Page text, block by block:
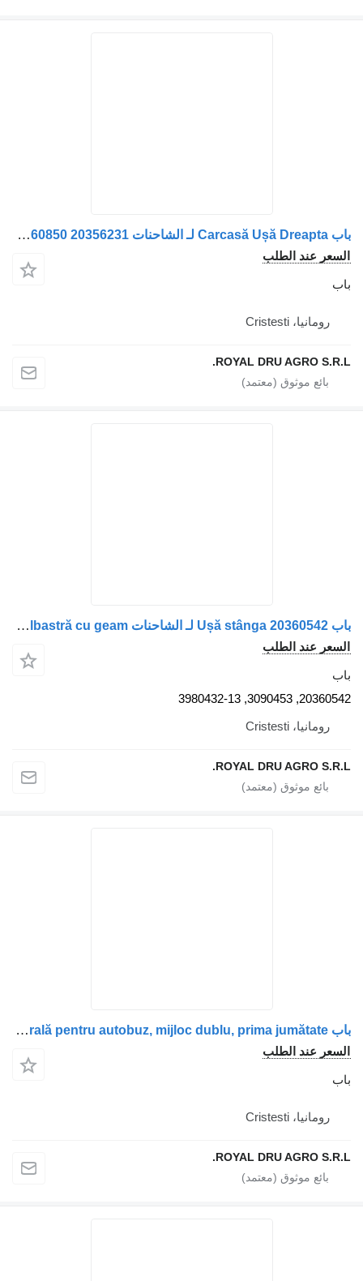
باب Carcasă Ușă Dreapta لـ الشاحنات Volvo 20360850 20356231
الطلب
ROYAL DRU
باب Ușă stânga 20360542 لـ الشاحنات Volvo albastră cu geam
الطلب
ROYAL DRU
باب Ușă laterală pentru autobuz, mijloc dublu, prima jumătate لـ الشاحنات Volvo 22110375
الطلب
ROYAL DRU